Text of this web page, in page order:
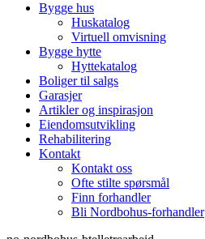
Bygge hus
Huskatalog
Virtuell omvisning
Bygge hytte
Hyttekatalog
Boliger til salgs
Garasjer
Artikler og inspirasjon
Eiendomsutvikling
Rehabilitering
Kontakt
Kontakt oss
Ofte stilte spørsmål
Finn forhandler
Bli Nordbohus-forhandler